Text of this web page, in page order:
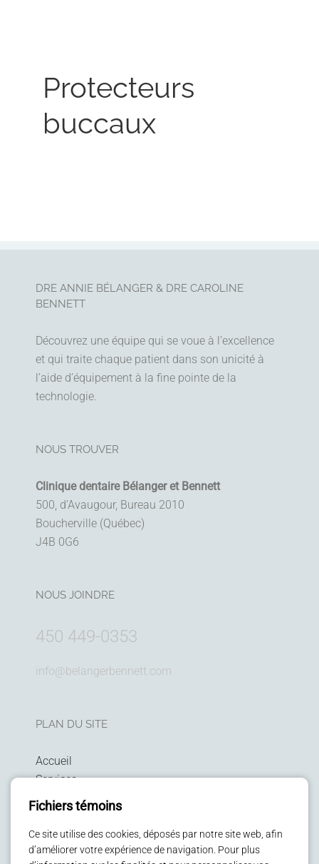
Protecteurs
buccaux
DRE ANNIE BÉLANGER & DRE CAROLINE
BENNETT
Découvrez une équipe qui se voue à l’excellence
et qui traite chaque patient dans son unicité à
l’aide d’équipement à la fine pointe de la
technologie.
NOUS TROUVER
Clinique dentaire Bélanger et Bennett
500, d’Avaugour, Bureau 2010
Boucherville (Québec)
J4B 0G6
NOUS JOINDRE
450 449-0353
info@belangerbennett.com
PLAN DU SITE
Accueil
Services
Technologies
Patients
Enfants
Fichiers témoins
Ce site utilise des cookies, déposés par notre site web, afin
d’améliorer votre expérience de navigation. Pour plus